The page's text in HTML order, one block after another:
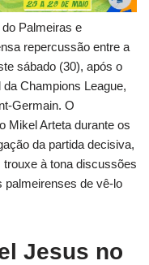
Palmeiras e
repercussão entre a
sábado (30), após o
Champions League,
Germain. O
Mikel Arteta durante os
da partida decisiva,
à tona discussões
palmeirenses de vê-lo
Jesus no